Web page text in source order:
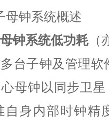
母钟系统概述
钟系统低功耗
台子钟及管理软
母钟以同步卫星
自身内部时钟精